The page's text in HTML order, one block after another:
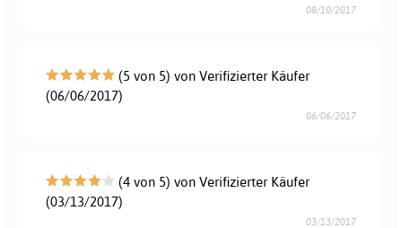
08/10/2017
(5 von 5) von Verifizierter Käufer
(06/06/2017)
06/06/2017
(4 von 5) von Verifizierter Käufer
(03/13/2017)
03/13/2017